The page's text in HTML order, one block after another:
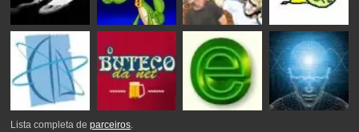
Lista completa deparceiros.